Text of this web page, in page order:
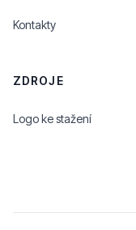
Kontakty
ZDROJE
Logo ke stažení